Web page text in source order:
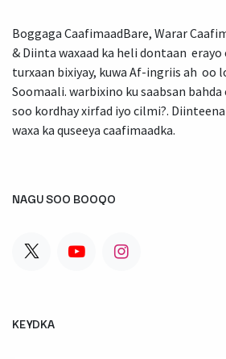
Boggaga CaafimaadBare, Warar
& Diinta waxaad ka heli dontaan erayo
turxaan bixiyay, kuwa Af-ingriis ah oo
Soomaali. warbixino ku saabsan
soo kordhay xirfad iyo cilmi?.
waxa ka quseeya caafimaadka.
NAGU SOO BOOQO
KEYDKA